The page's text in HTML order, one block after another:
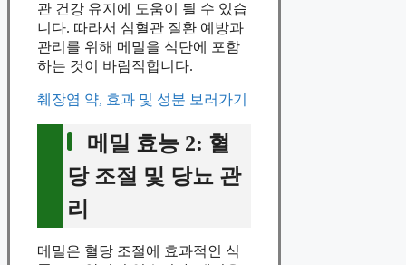
관 건강 유지에 도움이 될 수 있습
니다. 따라서 심혈관 질환 예방과
관리를 위해 메밀을 식단에 포함
하는 것이 바람직합니다.
췌장염 약, 효과 및 성분 보러가기
메밀 효능 2: 혈
당 조절 및 당뇨 관
리
메밀은 혈당 조절에 효과적인 식